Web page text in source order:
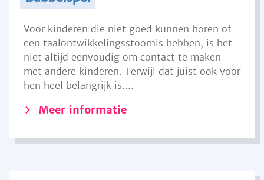
Voor kinderen die niet goed kunnen horen of
een taalontwikkelingsstoornis hebben, is het
niet altijd eenvoudig om contact te maken
met andere kinderen. Terwijl dat juist ook voor
hen heel belangrijk is....
Meer informatie